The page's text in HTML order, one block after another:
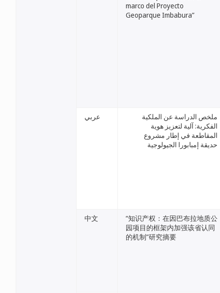
marco del Proyecto
Geoparque Imbabura”
عربي
ملخص الدراسة عن الملكية
الفكرية: آلية لتعزيز هوية
المقاطعة في إطار مشروع
حديقة إمبابورا الجيولوجية
中文
“知识产权：在因巴布拉地质公
园项目的框架内加强该省认同
的机制”研究摘要